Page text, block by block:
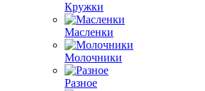
Кружки
Масленки
Молочники
Разное